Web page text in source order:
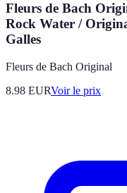
Fleurs de Bach
Rock Water /
Galles
Fleurs de Bach Original
8.98 EURVoir le prix